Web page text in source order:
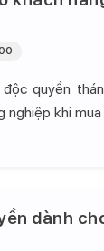
quyền
khi mua
dành